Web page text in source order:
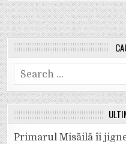
Search
for:
Primarul Misăilă îi